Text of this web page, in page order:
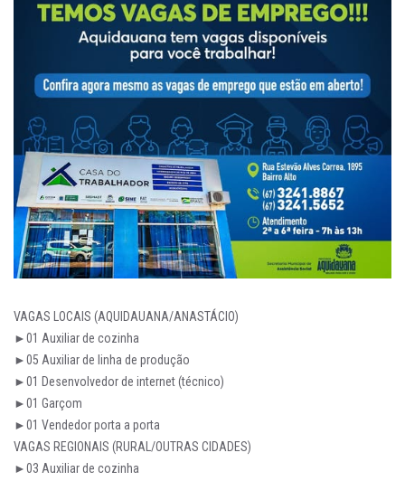
VAGAS LOCAIS (AQUIDAUANA/ANASTÁCIO)
►01 Auxiliar de cozinha
►05 Auxiliar de linha de produção
►01 Desenvolvedor de internet (técnico)
►01 Garçom
►01 Vendedor porta a porta
VAGAS REGIONAIS (RURAL/OUTRAS CIDADES)
►03 Auxiliar de cozinha